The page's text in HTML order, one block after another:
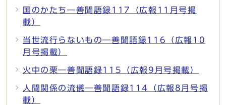
国のかたち―善聞語録117（広報11月号掲
載）
当世流行らないもの―善聞語録116（広報10
月号掲載）
火中の栗―善聞語録115（広報9月号掲載）
人間関係の流儀―善聞語録114（広報8月号掲
載）